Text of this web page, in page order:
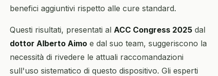
benefici aggiuntivi rispetto alle cure standard.
Questi risultati, presentati al ACC Congress 2025 dal
dottor Alberto Aimo e dal suo team, suggeriscono la
necessità di rivedere le attuali raccomandazioni
sull'uso sistematico di questo dispositivo. Gli esperti